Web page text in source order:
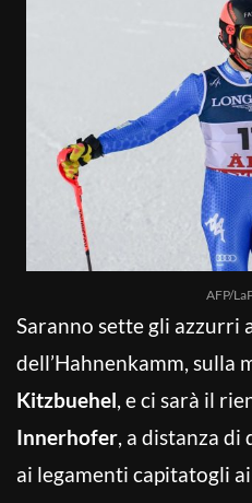
AFP/
Saranno sette gli azzurri
dell’Hahnenkamm, sulla
Kitzbuehel, e ci sarà il
Innerhofer, a distanza di
ai legamenti capitatogli